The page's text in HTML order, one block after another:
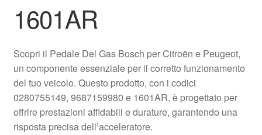
Contatto
Il mio account
Pagamenti
Politica sulla riservatezza
1601AR
Scopri il Pedale Del Gas Bosch per Citroën e Peugeot,
un componente essenziale per il corretto funzionamento
del tuo veicolo. Questo prodotto, con i codici
0280755149, 9687159980 e 1601AR, è progettato per
offrire prestazioni affidabili e durature, garantendo una
risposta precisa dell’acceleratore.